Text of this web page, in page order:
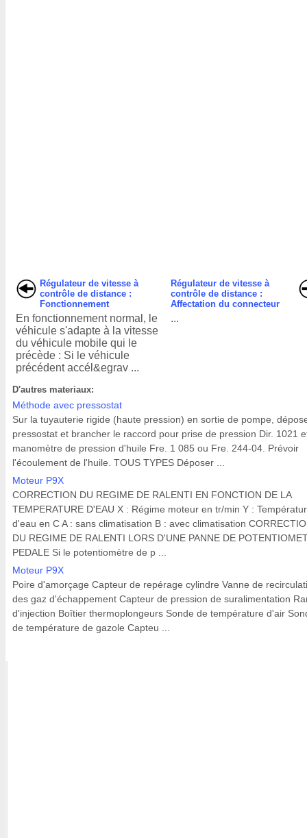
Régulateur de vitesse à
contrôle de distance :
Fonctionnement
En fonctionnement normal, le
véhicule s'adapte à la vitesse
du véhicule mobile qui le
précède : Si le véhicule
précédent accél&egrav ...
Régulateur de vitesse à
contrôle de distance :
Affectation du connecteur
...
D'autres materiaux:
Méthode avec pressostat
Sur la tuyauterie rigide (haute pression) en sortie de pompe,
pressostat et brancher le raccord pour prise de pression Dir. 1021
manomètre de pression d'huile Fre. 1 085 ou Fre. 244-04. Prévoir
l'écoulement de l'huile. TOUS TYPES Déposer ...
Moteur P9X
CORRECTION DU REGIME DE RALENTI EN FONCTION DE LA
TEMPERATURE D'EAU X : Régime moteur en tr/min Y :
d'eau en C A : sans climatisation B : avec climatisation
DU REGIME DE RALENTI LORS D'UNE PANNE DE
PEDALE Si le potentiomètre de p ...
Moteur P9X
Poire d'amorçage Capteur de repérage cylindre Vanne de
des gaz d'échappement Capteur de pression de suralimentation
d'injection Boîtier thermoplongeurs Sonde de température d'air
de température de gazole Capteu ...